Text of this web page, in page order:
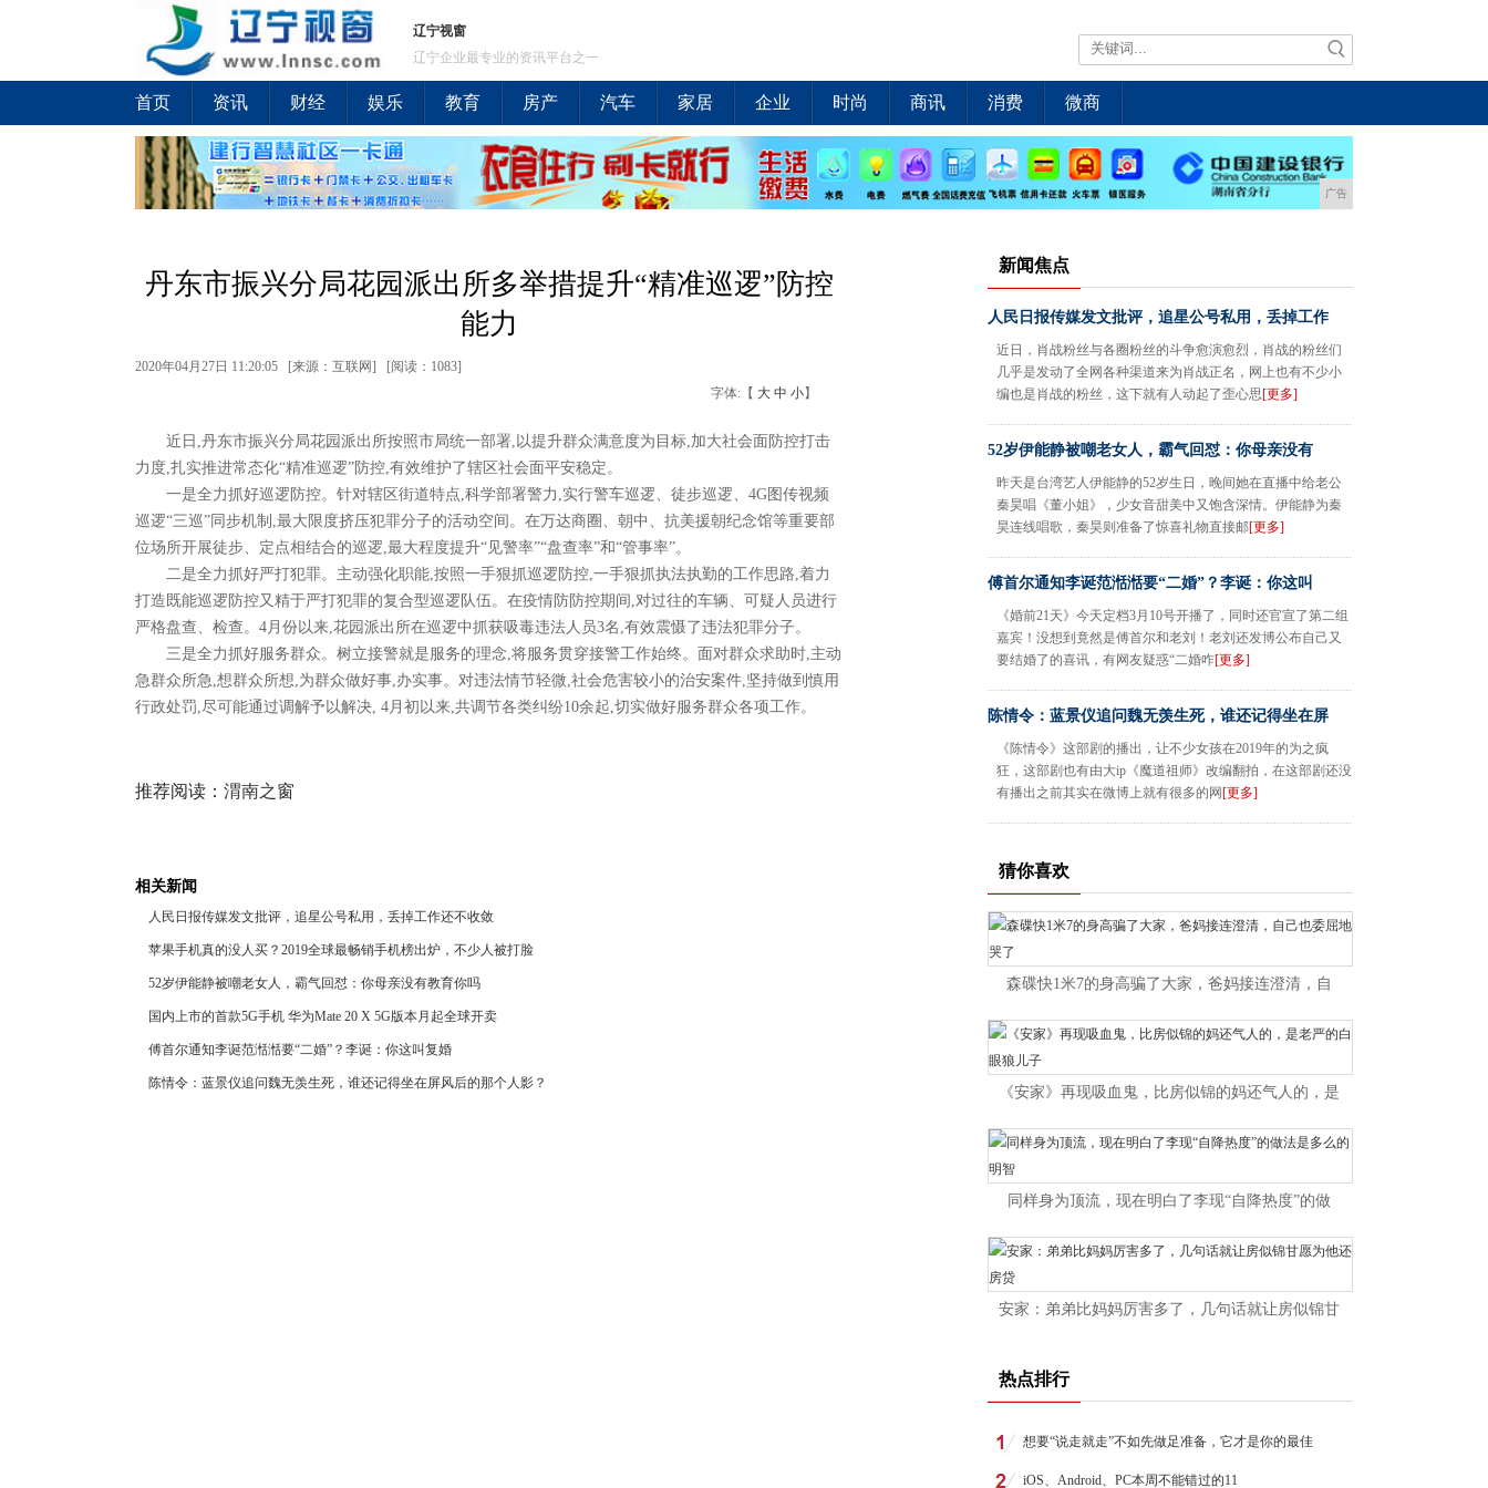
辽宁视窗
辽宁企业最专业的资讯平台之一
首页 资讯 财经 娱乐 教育 房产 汽车 家居 企业 时尚 商讯 消费 微商
广告
丹东市振兴分局花园派出所多举措提升“精准巡逻”防控
能力
2020年04月27日 11:20:05 [来源：互联网] [阅读：1083]
字体:【 大 中 小】
近日,丹东市振兴分局花园派出所按照市局统一部署,以提升群众满意度为目标,加大社会面防控打击
力度,扎实推进常态化“精准巡逻”防控,有效维护了辖区社会面平安稳定。
一是全力抓好巡逻防控。针对辖区街道特点,科学部署警力,实行警车巡逻、徒步巡逻、4G图传视频
巡逻“三巡”同步机制,最大限度挤压犯罪分子的活动空间。在万达商圈、朝中、抗美援朝纪念馆等重要部
位场所开展徒步、定点相结合的巡逻,最大程度提升“见警率”“盘查率”和“管事率”。
二是全力抓好严打犯罪。主动强化职能,按照一手狠抓巡逻防控,一手狠抓执法执勤的工作思路,着力
打造既能巡逻防控又精于严打犯罪的复合型巡逻队伍。在疫情防防控期间,对过往的车辆、可疑人员进行
严格盘查、检查。4月份以来,花园派出所在巡逻中抓获吸毒违法人员3名,有效震慑了违法犯罪分子。
三是全力抓好服务群众。树立接警就是服务的理念,将服务贯穿接警工作始终。面对群众求助时,主动
急群众所急,想群众所想,为群众做好事,办实事。对违法情节轻微,社会危害较小的治安案件,坚持做到慎用
行政处罚,尽可能通过调解予以解决, 4月初以来,共调节各类纠纷10余起,切实做好服务群众各项工作。
推荐阅读： 渭南之窗
相关新闻
人民日报传媒发文批评，追星公号私用，丢掉工作还不收敛
苹果手机真的没人买？2019全球最畅销手机榜出炉，不少人被打脸
52岁伊能静被嘲老女人，霸气回怼：你母亲没有教育你吗
国内上市的首款5G手机 华为Mate 20 X 5G版本月起全球开卖
傅首尔通知李诞范湉湉要“二婚”？李诞：你这叫复婚
陈情令：蓝景仪追问魏无羡生死，谁还记得坐在屏风后的那个人影？
新闻焦点
人民日报传媒发文批评，追星公号私用，丢掉工作
近日，肖战粉丝与各圈粉丝的斗争愈演愈烈，肖战的粉丝们
几乎是发动了全网各种渠道来为肖战正名，网上也有不少小
编也是肖战的粉丝，这下就有人动起了歪心思[更多]
52岁伊能静被嘲老女人，霸气回怼：你母亲没有
昨天是台湾艺人伊能静的52岁生日，晚间她在直播中给老公
秦昊唱《董小姐》，少女音甜美中又饱含深情。伊能静为秦
昊连线唱歌，秦昊则准备了惊喜礼物直接邮[更多]
傅首尔通知李诞范湉湉要“二婚”？李诞：你这叫
《婚前21天》今天定档3月10号开播了，同时还官宣了第二组
嘉宾！没想到竟然是傅首尔和老刘！老刘还发博公布自己又
要结婚了的喜讯，有网友疑惑“二婚咋[更多]
陈情令：蓝景仪追问魏无羡生死，谁还记得坐在屏
《陈情令》这部剧的播出，让不少女孩在2019年的为之疯
狂，这部剧也有由大ip《魔道祖师》改编翻拍，在这部剧还没
有播出之前其实在微博上就有很多的网 [更多]
猜你喜欢
森碟快1米7的身高骗了大家，爸妈接连澄清，自
《安家》再现吸血鬼，比房似锦的妈还气人的，是
同样身为顶流，现在明白了李现“自降热度”的做
安家：弟弟比妈妈厉害多了，几句话就让房似锦甘
热点排行
想要“说走就走”不如先做足准备，它才是你的最佳
iOS、Android、PC本周不能错过的11